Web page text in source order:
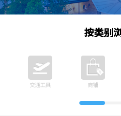
按类别
交通工具 商铺